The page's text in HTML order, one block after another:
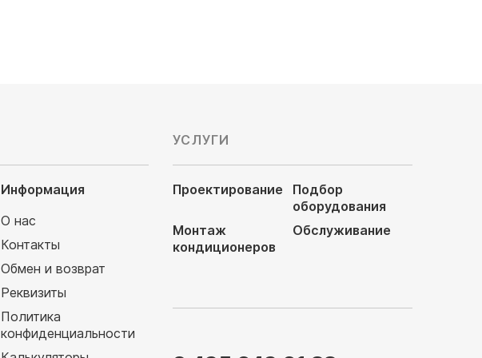
Информация
О нас
Контакты
Обмен и возврат
Реквизиты
Политика
конфиденциальности
УСЛУГИ
Проектирование
Подбор
оборудования
Монтаж
кондиционеров
Обслуживание